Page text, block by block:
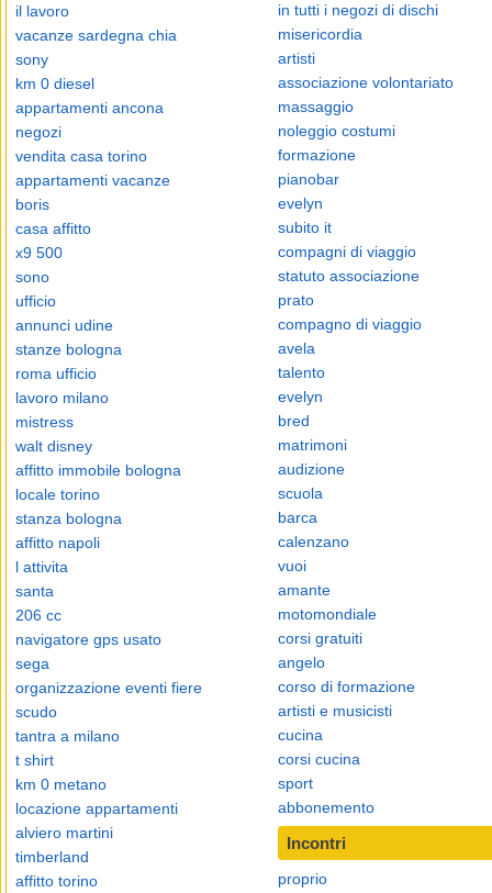
il lavoro
vacanze sardegna chia
sony
km 0 diesel
appartamenti ancona
negozi
vendita casa torino
appartamenti vacanze
boris
casa affitto
x9 500
sono
ufficio
annunci udine
stanze bologna
roma ufficio
lavoro milano
mistress
walt disney
affitto immobile bologna
locale torino
stanza bologna
affitto napoli
l attivita
santa
206 cc
navigatore gps usato
sega
organizzazione eventi fiere
scudo
tantra a milano
t shirt
km 0 metano
locazione appartamenti
alviero martini
timberland
affitto torino
in tutti i negozi di dischi
misericordia
artisti
associazione volontariato
massaggio
noleggio costumi
formazione
pianobar
evelyn
subito it
compagni di viaggio
statuto associazione
prato
compagno di viaggio
avela
talento
evelyn
bred
matrimoni
audizione
scuola
barca
calenzano
vuoi
amante
motomondiale
corsi gratuiti
angelo
corso di formazione
artisti e musicisti
cucina
corsi cucina
sport
abbonemento
Incontri
proprio